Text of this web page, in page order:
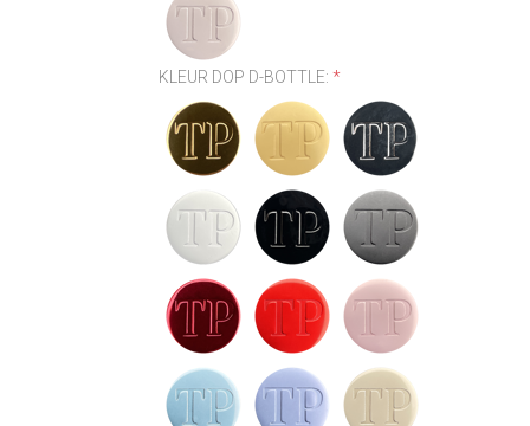
KLEUR DOP D-BOTTLE:*